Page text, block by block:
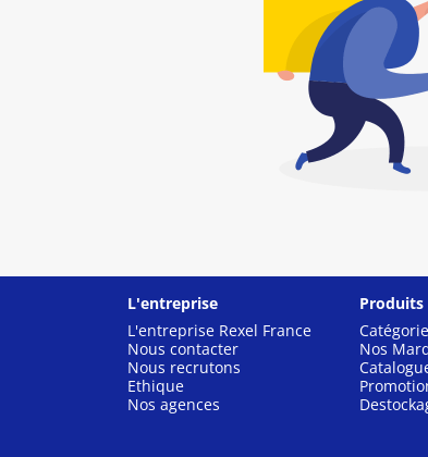
L'entreprise
L'entreprise Rexel France
Nous contacter
Nous recrutons
Ethique
Nos agences
Produits
Nos